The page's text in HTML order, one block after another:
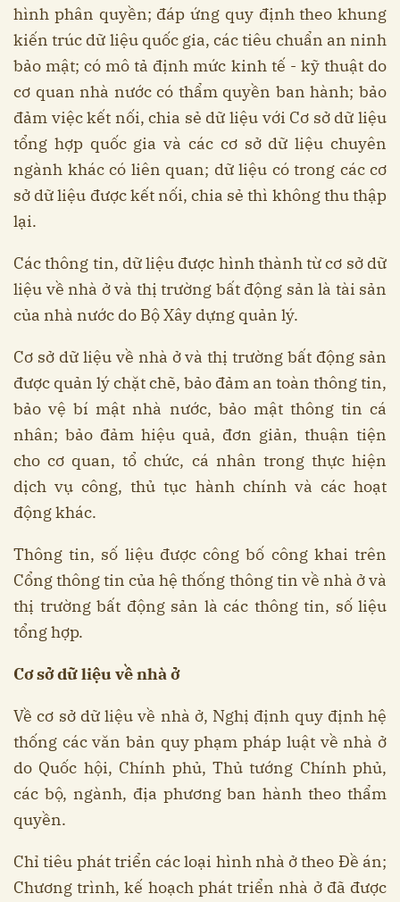
hình phân quyền; đáp ứng quy định theo khung
kiến trúc dữ liệu quốc gia, các tiêu chuẩn an ninh
bảo mật; có mô tả định mức kinh tế - kỹ thuật do
cơ quan nhà nước có thẩm quyền ban hành; bảo
đảm việc kết nối, chia sẻ dữ liệu với Cơ sở dữ liệu
tổng hợp quốc gia và các cơ sở dữ liệu chuyên
ngành khác có liên quan; dữ liệu có trong các cơ
sở dữ liệu được kết nối, chia sẻ thì không thu thập
lại.
Các thông tin, dữ liệu được hình thành từ cơ sở dữ
liệu về nhà ở và thị trường bất động sản là tài sản
của nhà nước do Bộ Xây dựng quản lý.
Cơ sở dữ liệu về nhà ở và thị trường bất động sản
được quản lý chặt chẽ, bảo đảm an toàn thông tin,
bảo vệ bí mật nhà nước, bảo mật thông tin cá
nhân; bảo đảm hiệu quả, đơn giản, thuận tiện
cho cơ quan, tổ chức, cá nhân trong thực hiện
dịch vụ công, thủ tục hành chính và các hoạt
động khác.
Thông tin, số liệu được công bố công khai trên
Cổng thông tin của hệ thống thông tin về nhà ở và
thị trường bất động sản là các thông tin, số liệu
tổng hợp.
Cơ sở dữ liệu về nhà ở
Về cơ sở dữ liệu về nhà ở, Nghị định quy định hệ
thống các văn bản quy phạm pháp luật về nhà ở
do Quốc hội, Chính phủ, Thủ tướng Chính phủ,
các bộ, ngành, địa phương ban hành theo thẩm
quyền.
Chỉ tiêu phát triển các loại hình nhà ở theo Đề án;
Chương trình, kế hoạch phát triển nhà ở đã được